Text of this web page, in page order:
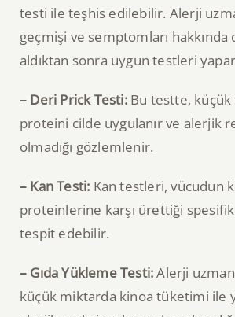
testi ile teşhis edilebilir. Alerji
geçmişi ve semptomları hakkında
aldıktan sonra uygun testleri
– Deri Prick Testi:Bu testte, küçük
proteini cilde uygulanır ve alerjik
olmadığı gözlemlenir.
– Kan Testi: Kan testleri, vücudun
proteinlerine karşı ürettiği
tespit edebilir.
– Gıda Yükleme Testi:Alerji
küçük miktarda kinoa tüketimi ile